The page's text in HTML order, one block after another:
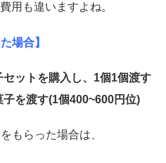
用も違いますよね。
場合】
ットを購入し、1個1個渡す
を渡す(1個400~600円位)
もらった場合は、